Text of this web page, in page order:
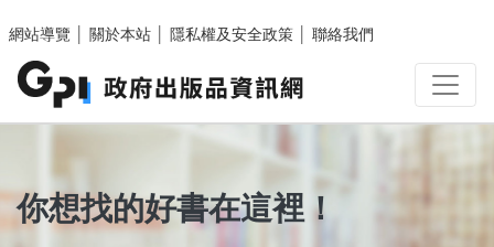
網站導覽
關於本站 隱私權及安全政策 聯絡我們
你想找的好書在這裡！